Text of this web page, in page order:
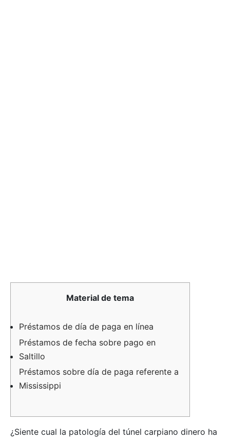
Material de tema
Préstamos de día de paga en línea
Préstamos de fecha sobre pago en
Saltillo
Préstamos sobre día de paga referente a
Mississippi
¿Siente cual la patologí­a del túnel carpiano dinero ha